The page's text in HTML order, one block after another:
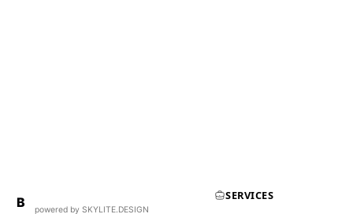
B powered by SKYLITE.DESIGN
SERVICES